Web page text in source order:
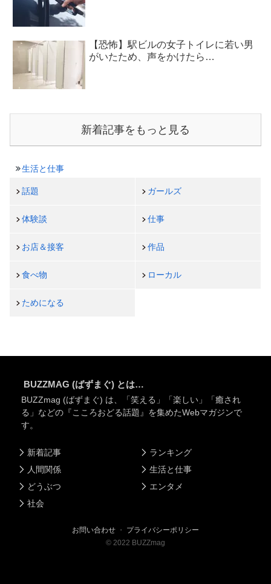
【恐怖】駅ビルの女子トイレに若い男
がいたため、声をかけたら…
新着記事をもっと見る
生活と仕事
話題 ガールズ
体験談 仕事
お店＆接客 作品
食べ物 ローカル
ためになる
BUZZMAG (ばずまぐ) とは…
BUZZmag (ばずまぐ) は、「笑える」「楽しい」「癒され
る」などの『こころおどる話題』を集めたWebマガジンで
す。
新着記事
人間関係
どうぶつ
社会
ランキング
生活と仕事
エンタメ
お問い合わせ ・ プライバシーポリシー
© 2022 BUZZmag